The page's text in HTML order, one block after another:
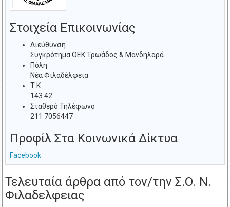
Στοιχεία Επικοινωνίας
Διεύθυνση
Συγκρότημα ΟΕΚ Τρωάδος & Μανδηλαρά
Πόλη
Νέα Φιλαδέλφεια
Τ.Κ.
143 42
Σταθερό Τηλέφωνο
211 7056447
Προφίλ Στα Κοινωνικά Δίκτυα
Facebook
Τελευταία άρθρα από τον/την Σ.Ο. Ν.
Φιλαδελφειας